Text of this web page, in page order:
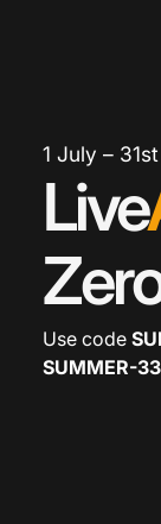
1 July –
Live
Use code
SUMMER-